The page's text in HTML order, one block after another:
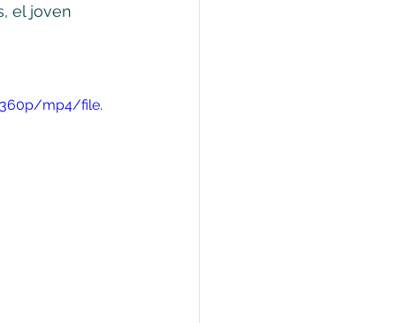
el joven
360p/mp4/file.